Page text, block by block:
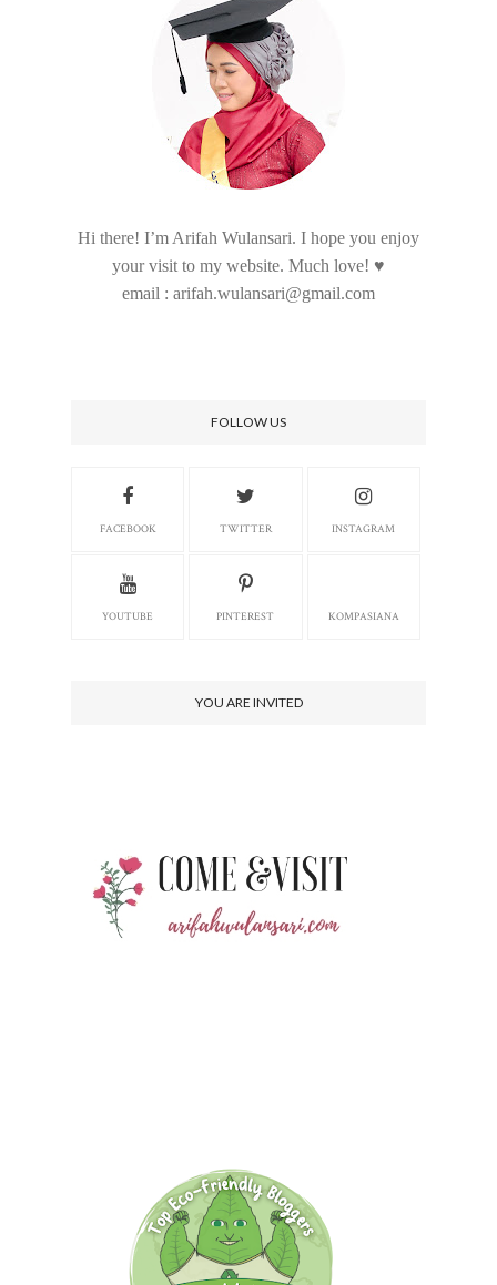
Hi there! I’m Arifah Wulansari. I hope you enjoy
your visit to my website. Much love! ♥
email : arifah.wulansari@gmail.com
FOLLOW US
FACEBOOK TWITTER INSTAGRAM
YOUTUBE PINTEREST KOMPASIANA
YOU ARE INVITED